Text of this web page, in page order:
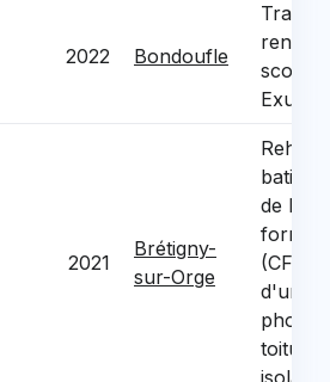
2022 Bondoufle
2021
Brétigny-
sur-Orge
de
(CFA)
d'un
toiture